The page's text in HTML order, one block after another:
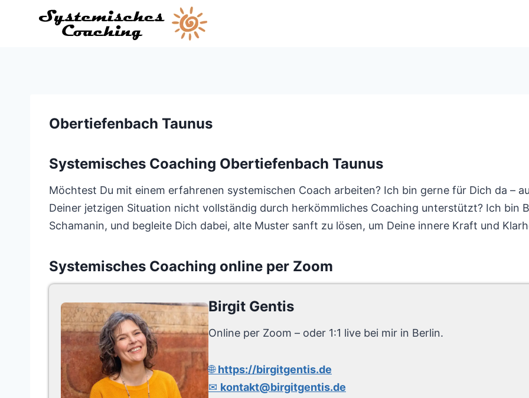
Obertiefenbach Taunus
Systemisches Coaching Obertiefenbach Taunus
Möchtest Du mit einem erfahrenen systemischen Coach arbeiten? Ich bin gerne für Dich da –
Deiner jetzigen Situation nicht vollständig durch herkömmliches Coaching unterstützt? Ich bin
Schamanin, und begleite Dich dabei, alte Muster sanft zu lösen, um Deine innere Kraft und
Systemisches Coaching online per Zoom
Birgit Gentis
Online per Zoom – oder 1:1 live bei mir in Berlin.
🌐https://birgitgentis.de
✉ kontakt@birgitgentis.de